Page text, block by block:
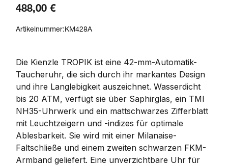
488,00 €
Artikelnummer:KM428A
Die Kienzle TROPIK ist eine 42-mm-Automatik-
Taucheruhr, die sich durch ihr markantes Design
und ihre Langlebigkeit auszeichnet. Wasserdicht
bis 20 ATM, verfügt sie über Saphirglas, ein TMI
NH35-Uhrwerk und ein mattschwarzes Zifferblatt
mit Leuchtzeigern und -indizes für optimale
Ablesbarkeit. Sie wird mit einer Milanaise-
Faltschließe und einem zweiten schwarzen FKM-
Armband geliefert. Eine unverzichtbare Uhr für